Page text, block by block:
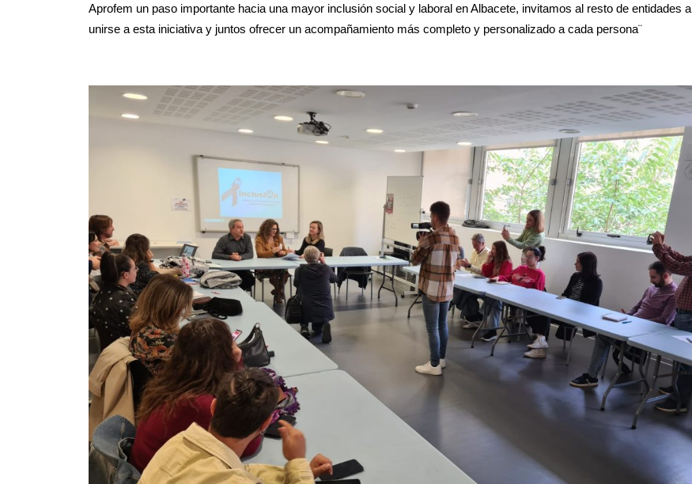
Aprofem un paso importante hacia una mayor inclusión social y laboral en Albacete, invitamos al resto de entidades a
unirse a esta iniciativa y juntos ofrecer un acompañamiento más completo y personalizado a cada persona¨